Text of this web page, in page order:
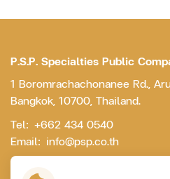
P.S.P. Specialties Public
1 Boromrachachonanee Rd.,
Bangkok, 10700, Thailand.
Tel: +662 434 0540
Email: info@psp.co.th